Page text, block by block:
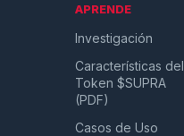
APRENDE
Investigación
Características del
Token $SUPRA
(PDF)
Casos de Uso